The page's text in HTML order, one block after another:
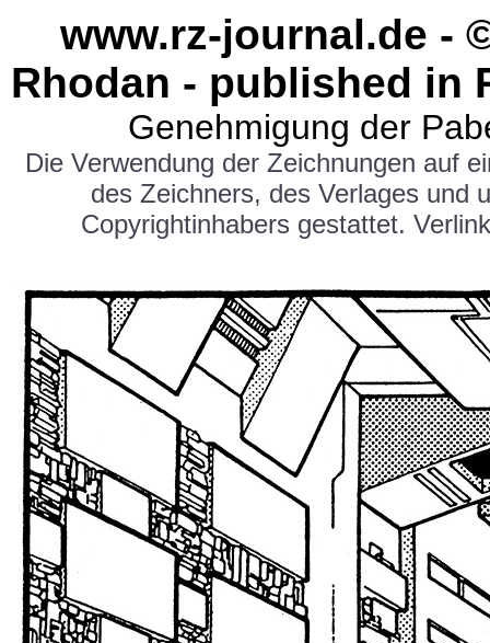
www.rz-journal.de -
Rhodan - published in
Genehmigung der
Die Verwendung der Zeichnungen auf
des Zeichners, des Verlages und
Copyrightinhabers gestattet.